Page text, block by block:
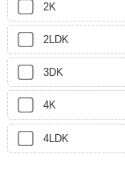
2K
2LDK
3DK
4K
4LDK